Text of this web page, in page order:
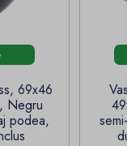
69x46
Negru
podea,